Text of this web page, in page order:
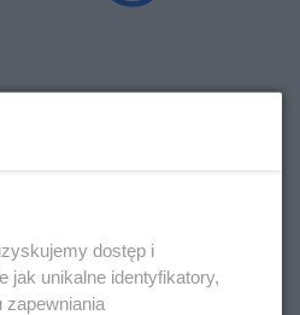
dostęp i
jak unikalne identyfikatory,
zapewniania